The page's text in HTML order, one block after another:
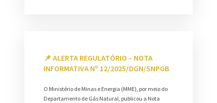
📌 ALERTA REGULATÓRIO – NOTA
INFORMATIVA Nº 12/2025/DGN/SNPGB
O Ministério de Minas e Energia (MME), por meio do
Departamento de Gás Natural, publicou a Nota